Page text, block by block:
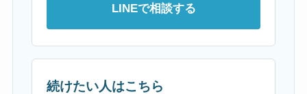
LINEで相談する
続けたい人はこちら